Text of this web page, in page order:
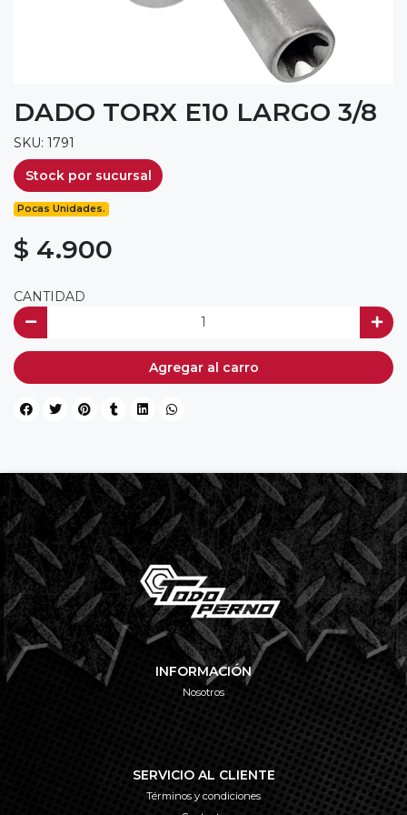
DADO TORX E10 LARGO 3/8
SKU: 1791
Stock por sucursal
Pocas Unidades.
$ 4.900
CANTIDAD
Agregar al carro
INFORMACIÓN
Nosotros
SERVICIO AL CLIENTE
Términos y condiciones